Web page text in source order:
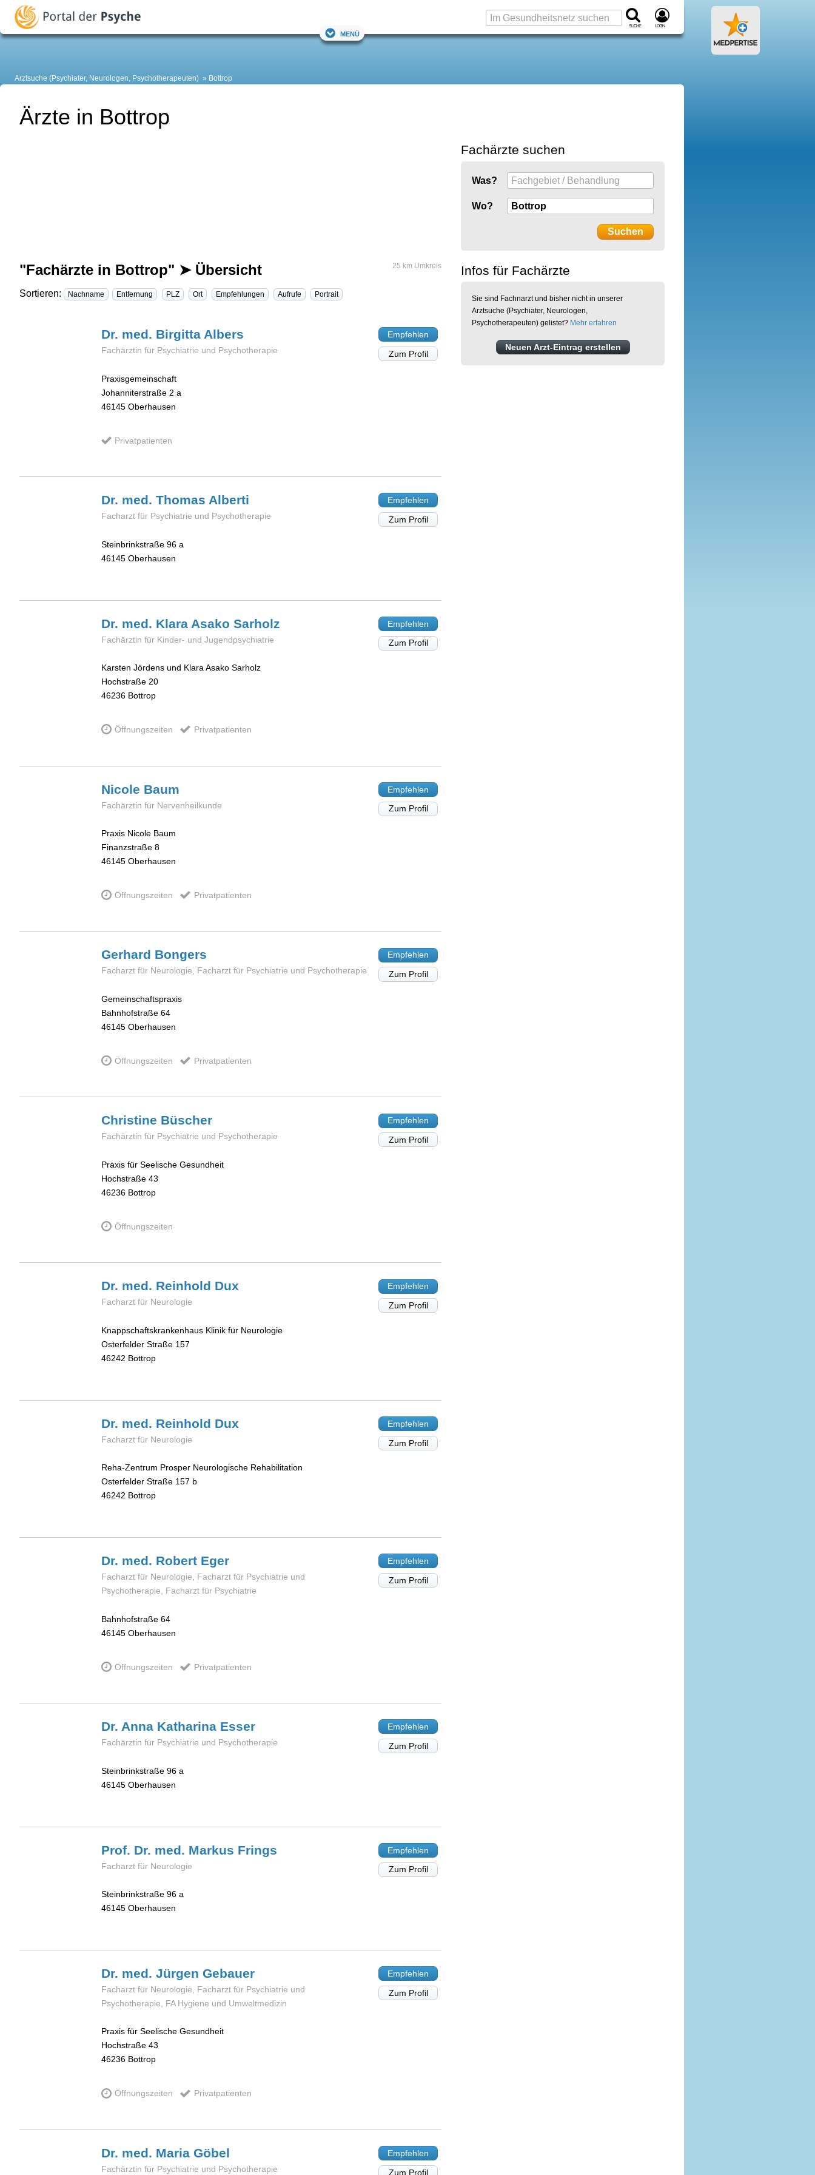
Suche Login
Menü
Arztsuche (Psychiater, Neurologen, Psychotherapeuten) Bottrop
Ärzte in Bottrop
"Fachärzte in Bottrop" ➤ Übersicht 25 km Umkreis
Sortieren: Nachname Entfernung PLZ Ort Empfehlungen Aufrufe Portrait
Dr. med. Birgitta Albers
Fachärztin für Psychiatrie und Psychotherapie
Praxisgemeinschaft
Johanniterstraße 2 a
46145 Oberhausen
Privatpatienten
Empfehlen
Zum Profil
Dr. med. Thomas Alberti
Facharzt für Psychiatrie und Psychotherapie
Steinbrinkstraße 96 a
46145 Oberhausen
Empfehlen
Zum Profil
Dr. med. Klara Asako Sarholz
Fachärztin für Kinder- und Jugendpsychiatrie
Karsten Jördens und Klara Asako Sarholz
Hochstraße 20
46236 Bottrop
Öffnungszeiten Privatpatienten
Empfehlen
Zum Profil
Nicole Baum
Fachärztin für Nervenheilkunde
Praxis Nicole Baum
Finanzstraße 8
46145 Oberhausen
Öffnungszeiten Privatpatienten
Empfehlen
Zum Profil
Gerhard Bongers
Facharzt für Neurologie, Facharzt für Psychiatrie und Psychotherapie
Gemeinschaftspraxis
Bahnhofstraße 64
46145 Oberhausen
Öffnungszeiten Privatpatienten
Empfehlen
Zum Profil
Christine Büscher
Fachärztin für Psychiatrie und Psychotherapie
Praxis für Seelische Gesundheit
Hochstraße 43
46236 Bottrop
Öffnungszeiten
Empfehlen
Zum Profil
Dr. med. Reinhold Dux
Facharzt für Neurologie
Knappschaftskrankenhaus Klinik für Neurologie
Osterfelder Straße 157
46242 Bottrop
Empfehlen
Zum Profil
Dr. med. Reinhold Dux
Facharzt für Neurologie
Reha-Zentrum Prosper Neurologische Rehabilitation
Osterfelder Straße 157 b
46242 Bottrop
Empfehlen
Zum Profil
Dr. med. Robert Eger
Facharzt für Neurologie, Facharzt für Psychiatrie und
Psychotherapie, Facharzt für Psychiatrie
Bahnhofstraße 64
46145 Oberhausen
Öffnungszeiten Privatpatienten
Empfehlen
Zum Profil
Dr. Anna Katharina Esser
Fachärztin für Psychiatrie und Psychotherapie
Steinbrinkstraße 96 a
46145 Oberhausen
Empfehlen
Zum Profil
Prof. Dr. med. Markus Frings
Facharzt für Neurologie
Steinbrinkstraße 96 a
46145 Oberhausen
Empfehlen
Zum Profil
Dr. med. Jürgen Gebauer
Facharzt für Neurologie, Facharzt für Psychiatrie und
Psychotherapie, FA Hygiene und Umweltmedizin
Praxis für Seelische Gesundheit
Hochstraße 43
46236 Bottrop
Öffnungszeiten Privatpatienten
Empfehlen
Zum Profil
Dr. med. Maria Göbel
Fachärztin für Psychiatrie und Psychotherapie
Empfehlen
Zum Profil
Fachärzte suchen
Was?
Wo?
Infos für Fachärzte
Sie sind Fachnarzt und bisher nicht in unserer
Arztsuche (Psychiater, Neurologen,
Psychotherapeuten) gelistet? Mehr erfahren
Neuen Arzt-Eintrag erstellen